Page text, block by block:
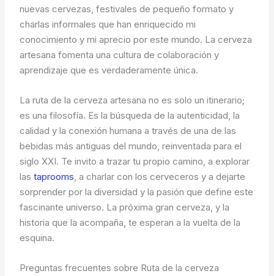
nuevas cervezas, festivales de pequeño formato y
charlas informales que han enriquecido mi
conocimiento y mi aprecio por este mundo. La cerveza
artesana fomenta una cultura de colaboración y
aprendizaje que es verdaderamente única.
La ruta de la cerveza artesana no es solo un itinerario;
es una filosofía. Es la búsqueda de la autenticidad, la
calidad y la conexión humana a través de una de las
bebidas más antiguas del mundo, reinventada para el
siglo XXI. Te invito a trazar tu propio camino, a explorar
lastaprooms, a charlar con los cerveceros y a dejarte
sorprender por la diversidad y la pasión que define este
fascinante universo. La próxima gran cerveza, y la
historia que la acompaña, te esperan a la vuelta de la
esquina.
Preguntas frecuentes sobre Ruta de la cerveza